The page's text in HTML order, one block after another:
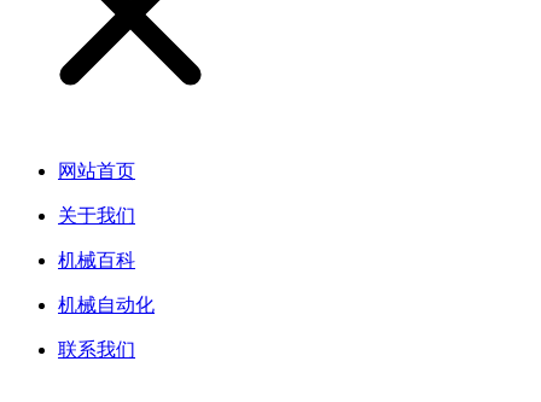
网站首页
关于我们
机械百科
机械自动化
联系我们